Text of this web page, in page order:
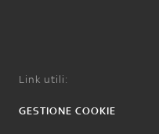
Link utili:
GESTIONE COOKIE